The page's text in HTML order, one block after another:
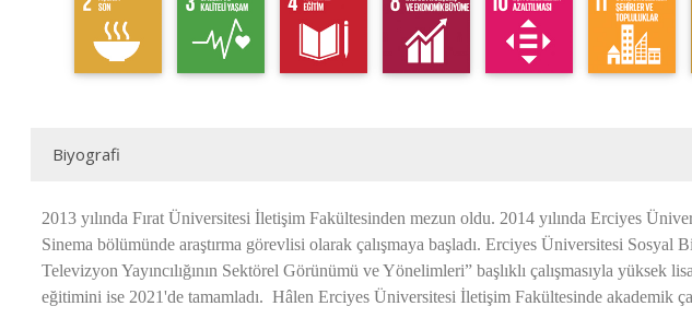
Biyografi
2013 yılında Fırat Üniversitesi İletişim Fakültesinden mezun oldu. 2014 yılında Erciyes
Sinema bölümünde araştırma görevlisi olarak çalışmaya başladı. Erciyes Üniversitesi Sosyal
Televizyon Yayıncılığının Sektörel Görünümü ve Yönelimleri” başlıklı çalışmasıyla yüksek
eğitimini ise 2021'de tamamladı. Hâlen Erciyes Üniversitesi İletişim Fakültesinde akademik